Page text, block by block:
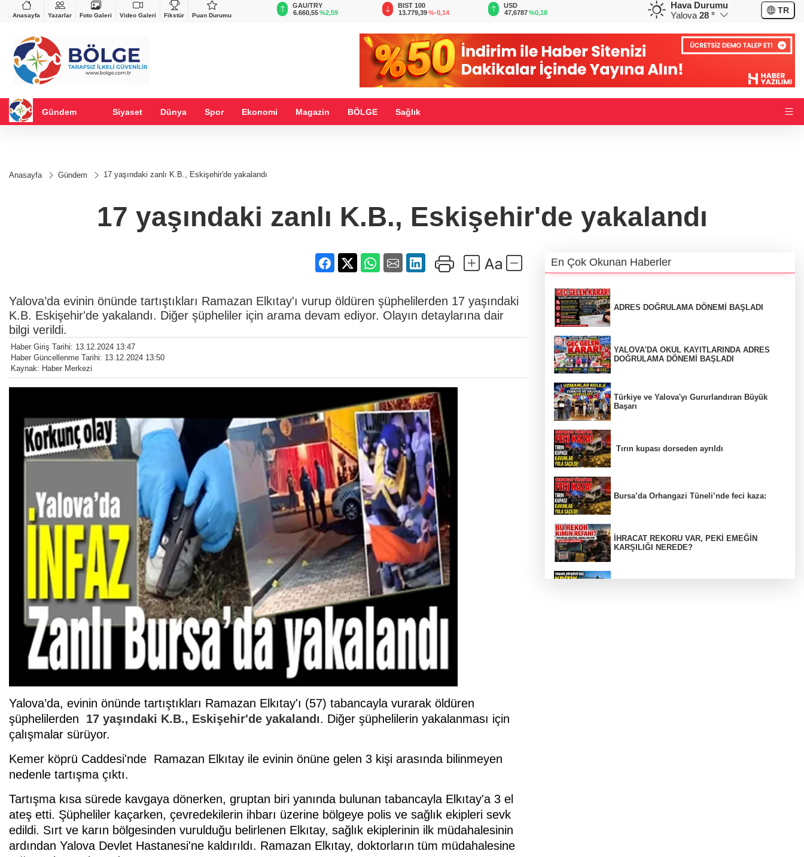
Anasayfa Yazarlar Foto Galeri Video Galeri Fikstür Puan Durumu
%-0,22
VND
0,0018
%0,32
GAU/TRY
6.660,55%2,59
BIST 100
13.779,39%-0,14
USD
47,6787%0,18
EUR
55,1254 %0,32 %0,38
CHF
59,0083
Hava Durumu
Yalova 28 ° TR
Gündem Siyaset Dünya Spor Ekonomi Magazin BÖLGE Sağlık
Anasayfa Gündem 17 yaşındaki zanlı K.B., Eskişehir'de yakalandı
17 yaşındaki zanlı K.B., Eskişehir'de yakalandı
Yalova’da evinin önünde tartıştıkları Ramazan Elkıtay'ı vurup öldüren şüphelilerden 17 yaşındaki
K.B. Eskişehir'de yakalandı. Diğer şüpheliler için arama devam ediyor. Olayın detaylarına dair
bilgi verildi.
Haber Giriş Tarihi: 13.12.2024 13:47
Haber Güncellenme Tarihi: 13.12.2024 13:50
Kaynak: Haber Merkezi
Yalova’da, evinin önünde tartıştıkları Ramazan Elkıtay'ı (57) tabancayla vurarak öldüren
şüphelilerden 17 yaşındaki K.B., Eskişehir'de yakalandı. Diğer şüphelilerin yakalanması için
çalışmalar sürüyor.
Kemer köprü Caddesi'nde Ramazan Elkıtay ile evinin önüne gelen 3 kişi arasında bilinmeyen
nedenle tartışma çıktı.
Tartışma kısa sürede kavgaya dönerken, gruptan biri yanında bulunan tabancayla Elkıtay'a 3 el
ateş etti. Şüpheliler kaçarken, çevredekilerin ihbarı üzerine bölgeye polis ve sağlık ekipleri sevk
edildi. Sırt ve karın bölgesinden vurulduğu belirlenen Elkıtay, sağlık ekiplerinin ilk müdahalesinin
ardından Yalova Devlet Hastanesi'ne kaldırıldı. Ramazan Elkıtay, doktorların tüm müdahalesine
En Çok Okunan Haberler
ADRES DOĞRULAMA DÖNEMİ BAŞLADI
YALOVA'DA OKUL KAYITLARINDA ADRES
DOĞRULAMA DÖNEMİ BAŞLADI
Türkiye ve Yalova'yı Gururlandıran Büyük
Başarı
Tırın kupası dorseden ayrıldı
Bursa’da Orhangazi Tüneli’nde feci kaza:
İHRACAT REKORU VAR, PEKİ EMEĞİN
KARŞILIĞI NEREDE?